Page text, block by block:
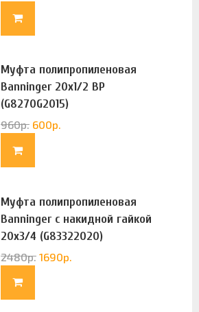
Муфта полипропиленовая
Banninger 20х1/2 ВР
(G8270G2015)
960р. 600р.
Муфта полипропиленовая
Banninger с накидной гайкой
20х3/4 (G83322020)
2480р. 1690р.